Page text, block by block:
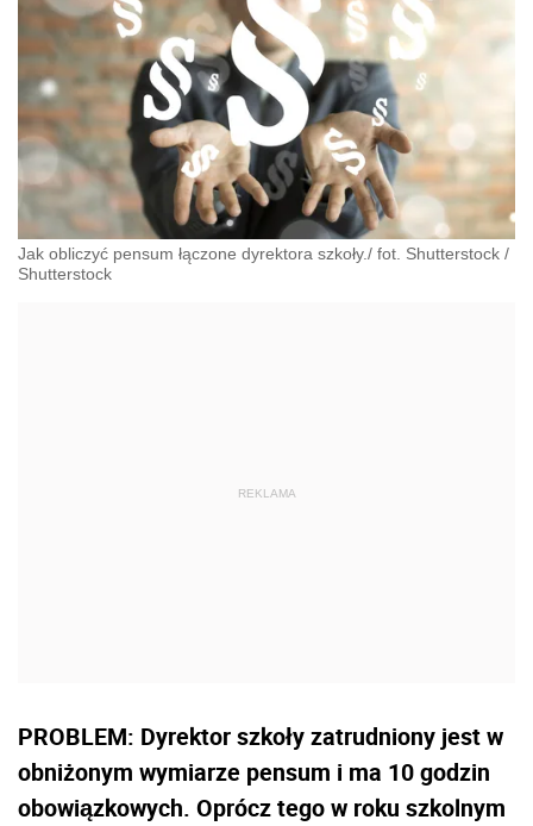
Jak obliczyć pensum łączone dyrektora szkoły./ fot. Shutterstock /
Shutterstock
PROBLEM: Dyrektor szkoły zatrudniony jest w
obniżonym wymiarze pensum i ma 10 godzin
obowiązkowych. Oprócz tego w roku szkolnym